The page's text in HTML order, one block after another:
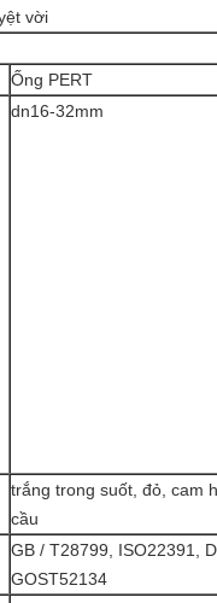
vời
Ống PERT
dn16-32mm
trắng trong suốt, đỏ, cam
cầu
GB / T28799, ISO22391,
GOST52134